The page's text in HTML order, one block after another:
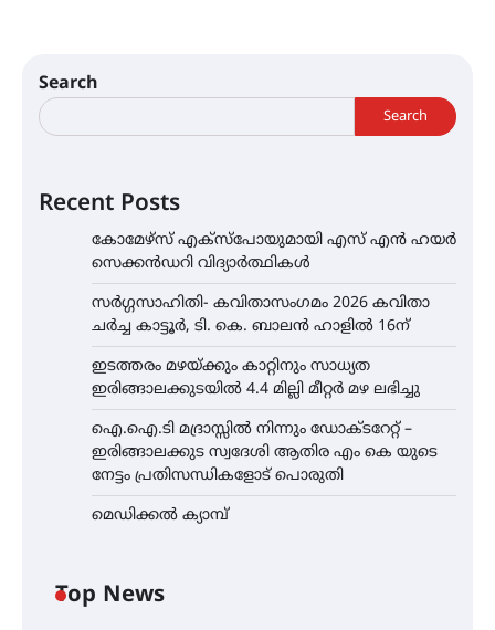
Search
Search
Recent Posts
കോമേഴ്സ് എക്സ്പോയുമായി എസ് എൻ ഹയർ
സെക്കൻഡറി വിദ്യാർത്ഥികൾ
സർഗ്ഗസാഹിതി- കവിതാസംഗമം 2026 കവിതാ
ചർച്ച കാട്ടൂർ, ടി. കെ. ബാലൻ ഹാളിൽ 16ന്
ഇടത്തരം മഴയ്ക്കും കാറ്റിനും സാധ്യത
ഇരിങ്ങാലക്കുടയിൽ 4.4 മില്ലി മീറ്റർ മഴ ലഭിച്ചു
ഐ.ഐ.ടി മദ്രാസ്സിൽ നിന്നും ഡോക്ടറേറ്റ് –
ഇരിങ്ങാലക്കുട സ്വദേശി ആതിര എം കെ യുടെ
നേട്ടം പ്രതിസന്ധികളോട് പൊരുതി
മെഡിക്കൽ ക്യാമ്പ്
Top News